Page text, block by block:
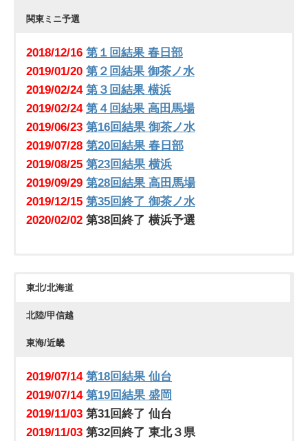
・全国のカラオケ大会情報等
関東ミニ予選
2018/12/16 第１回結果 春日部
2019/01/20 第２回結果 御茶ノ水
2019/02/24 第３回結果 横浜
2019/02/24 第４回結果 高田馬場
2019/06/23 第16回結果 御茶ノ水
2019/07/28 第20回結果 春日部
2019/08/25 第23回結果 横浜
2019/09/29 第28回結果 高田馬場
2019/12/15 第35回終了 御茶ノ水
2020/02/02 第38回終了 横浜予選
2019/12/22
↑他会場増枠にて中止になる場合があります↑
2019/04/27
2019/05/26
2019/06/16
2019/07/13 第17回結果 水戸
2019/08/10 第21回結果 八王子
2019/10/13 第29回結果 柏あふろや
2019/11/10 第30回終了 柏あふろや
東北/北海道
北陸/甲信越
東海/近畿
2019/07/14 第18回結果 仙台
2019/07/14 第19回結果 盛岡
2019/11/03 第31回終了 仙台
2019/11/03 第32回終了 東北３県